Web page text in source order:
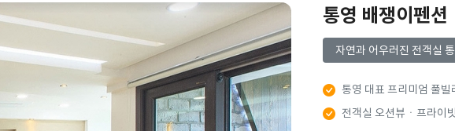
통영 배쟁이펜션
자연과 어우러진 전객실
통영 대표 프리미엄 풀빌
전객실 오션뷰ㆍ프라이빗